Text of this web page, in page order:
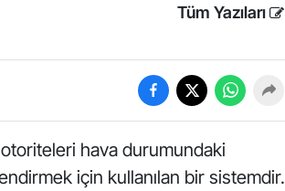
Tüm Yazıları
hava durumundaki
için kullanılan bir sistemdir.